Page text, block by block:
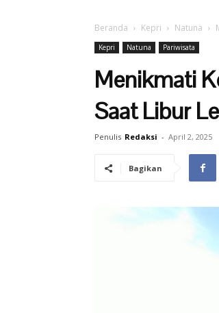
Beranda Kepri Natuna
Kepri Natuna Pariwisata
Menikmati
Saat Libur
Penulis Redaksi - April 2, 2025
Bagikan